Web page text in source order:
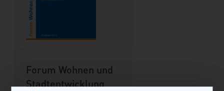
Forum Wohnen und
Stadtentwicklung